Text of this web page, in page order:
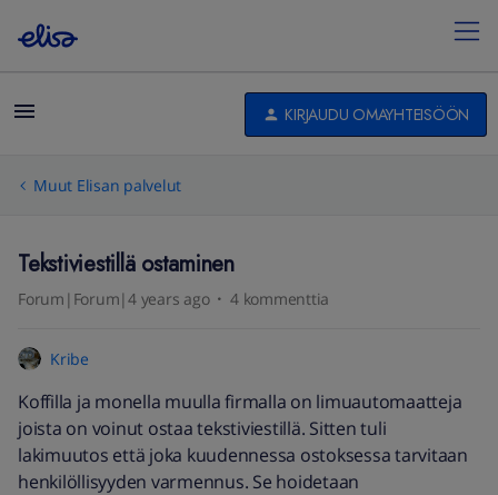
KIRJAUDU OMAYHTEISÖÖN
Muut Elisan palvelut
Tekstiviestillä ostaminen
Forum|Forum|4 years ago 4 kommenttia
Kribe
Koffilla ja monella muulla firmalla on limuautomaatteja
joista on voinut ostaa tekstiviestillä. Sitten tuli
lakimuutos että joka kuudennessa ostoksessa tarvitaan
henkilöllisyyden varmennus. Se hoidetaan